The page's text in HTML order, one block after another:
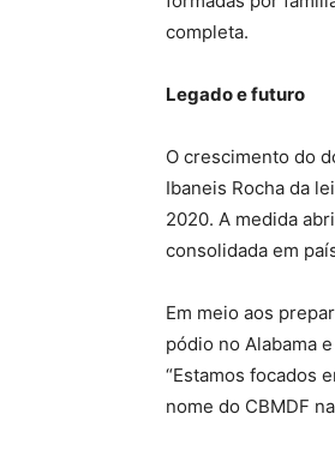
completa.
Legado e futuro
O crescimento do
Ibaneis Rocha da
2020. A medida
consolidada em
Em meio aos
pódio no Alabama
“Estamos focados
nome do CBMDF